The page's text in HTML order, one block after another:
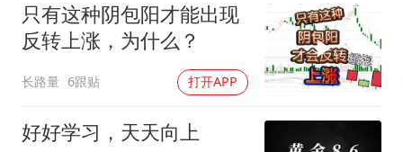
只有这种阴包阳才能出现
反转上涨，为什么？
长路量 6跟贴 打开APP
好好学习，天天向上